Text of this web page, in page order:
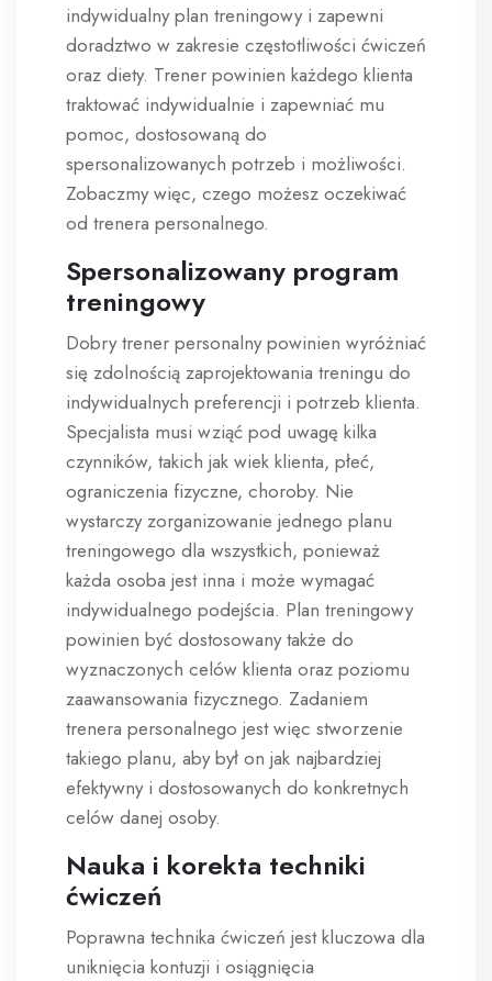
indywidualny plan treningowy i zapewni
doradztwo w zakresie częstotliwości ćwiczeń
oraz diety. Trener powinien każdego klienta
traktować indywidualnie i zapewniać mu
pomoc, dostosowaną do
spersonalizowanych potrzeb i możliwości.
Zobaczmy więc, czego możesz oczekiwać
od trenera personalnego.
Spersonalizowany program
treningowy
Dobry trener personalny powinien wyróżniać
się zdolnością zaprojektowania treningu do
indywidualnych preferencji i potrzeb klienta.
Specjalista musi wziąć pod uwagę kilka
czynników, takich jak wiek klienta, płeć,
ograniczenia fizyczne, choroby. Nie
wystarczy zorganizowanie jednego planu
treningowego dla wszystkich, ponieważ
każda osoba jest inna i może wymagać
indywidualnego podejścia. Plan treningowy
powinien być dostosowany także do
wyznaczonych celów klienta oraz poziomu
zaawansowania fizycznego. Zadaniem
trenera personalnego jest więc stworzenie
takiego planu, aby był on jak najbardziej
efektywny i dostosowanych do konkretnych
celów danej osoby.
Nauka i korekta techniki
ćwiczeń
Poprawna technika ćwiczeń jest kluczowa dla
uniknięcia kontuzji i osiągnięcia